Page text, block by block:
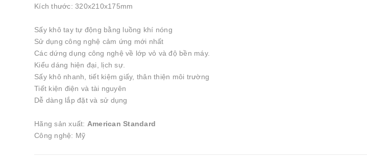
Kích thước: 320x210x175mm
Sấy khô tay tự động bằng luồng khí nóng
Sử dụng công nghệ cảm ứng mới nhất
Các dứng dụng công nghệ về lớp vỏ và độ bền máy.
Kiểu dáng hiện đại, lịch sự.
Sấy khô nhanh, tiết kiệm giấy, thân thiện môi trường
Tiết kiện điện và tài nguyên
Dễ dàng lắp đặt và sử dụng
Hãng sản xuất: American Standard
Công nghệ: Mỹ